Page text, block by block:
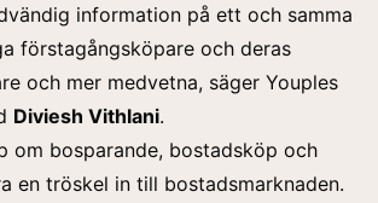
information på ett och samma
förstagångsköpare och deras
och mer medvetna, säger Youples
Diviesh Vithlani.
om bosparande, bostadsköp och
en tröskel in till bostadsmarknaden.